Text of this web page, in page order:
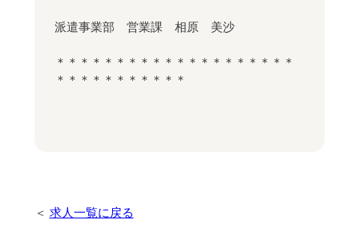
派遣事業部 営業課 相原 美沙
＊＊＊＊＊＊＊＊＊＊＊＊＊＊＊＊＊＊＊＊
＊＊＊＊＊＊＊＊＊＊＊
求人一覧に戻る